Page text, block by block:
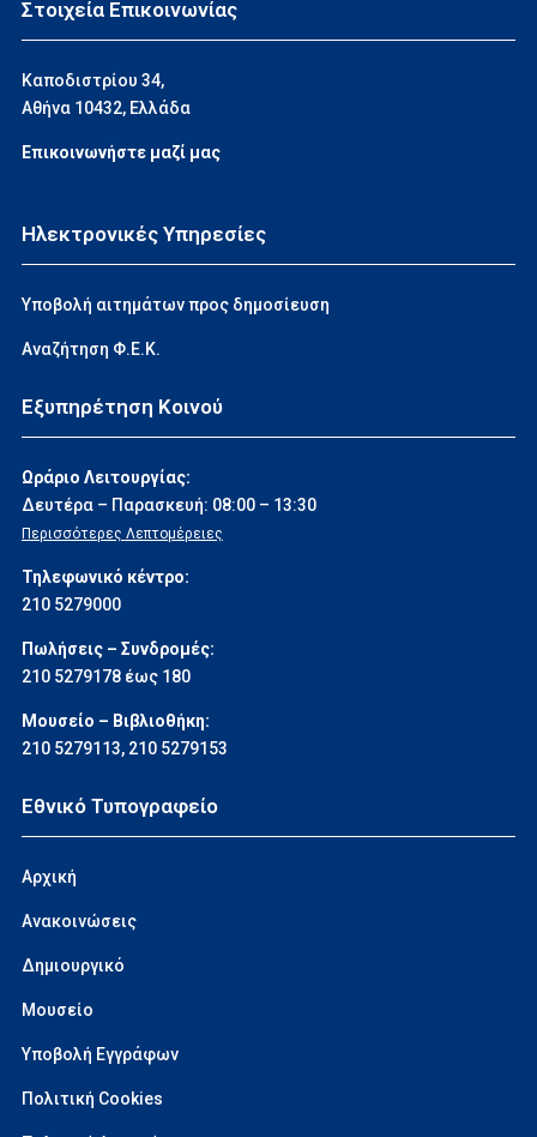
Στοιχεία Επικοινωνίας
Καποδιστρίου 34,
Αθήνα 10432, Ελλάδα
Επικοινωνήστε μαζί μας
Ηλεκτρονικές Υπηρεσίες
Υποβολή αιτημάτων προς δημοσίευση
Αναζήτηση Φ.Ε.Κ.
Εξυπηρέτηση Κοινού
Ωράριο Λειτουργίας:
Δευτέρα – Παρασκευή: 08:00 – 13:30
Περισσότερες Λεπτομέρειες
Τηλεφωνικό κέντρο:
210 5279000
Πωλήσεις – Συνδρομές:
210 5279178 έως 180
Μουσείο – Βιβλιοθήκη:
210 5279113, 210 5279153
Εθνικό Τυπογραφείο
Αρχική
Ανακοινώσεις
Δημιουργικό
Μουσείο
Υποβολή Εγγράφων
Πολιτική Cookies